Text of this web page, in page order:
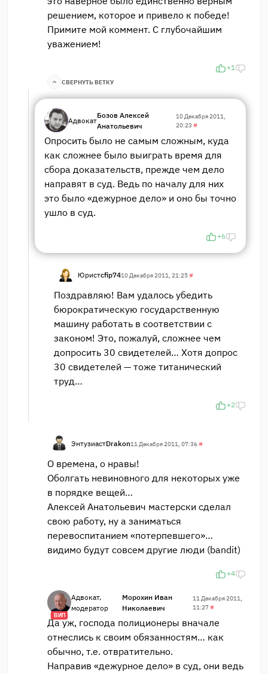
решением, которое и привело к победе!
Примите мой коммент. С глубочайшим
уважением!
+1
СВЕРНУТЬ ВЕТКУ
Адвокат
Бозов Алексей
Анатольевич
10 Декабря 2011,
20:23 #
Опросить было не самым сложным, куда
как сложнее было выиграть время для
сбора доказательств, прежде чем дело
направят в суд. Ведь по началу для них
это было «дежурное дело» и оно бы точно
ушло в суд.
+6
Юристcfip7410 Декабря 2011, 21:25#
Поздравляю! Вам удалось убедить
бюрократическую государственную
машину работать в соответствии с
законом! Это, пожалуй, сложнее чем
допросить 30 свидетелей… Хотя допрос
30 свидетелей — тоже титанический
труд…
+2
ЭнтузиастDrakon11 Декабря 2011, 07:36#
О времена, о нравы!
Оболгать невиновного для некоторых уже
в порядке вещей…
Алексей Анатольевич мастерски сделал
свою работу, ну а заниматься
перевоспитанием «потерпевшего»…
видимо будут совсем другие люди (bandit)
+4
ВИП
Адвокат,
модератор
Морохин Иван
Николаевич
11 Декабря 2011,
11:27#
Да уж, господа полиционеры вначале
отнеслись к своим обязанностям… как
обычно, т.е. отвратительно.
Направив «дежурное дело» в суд, они ведь